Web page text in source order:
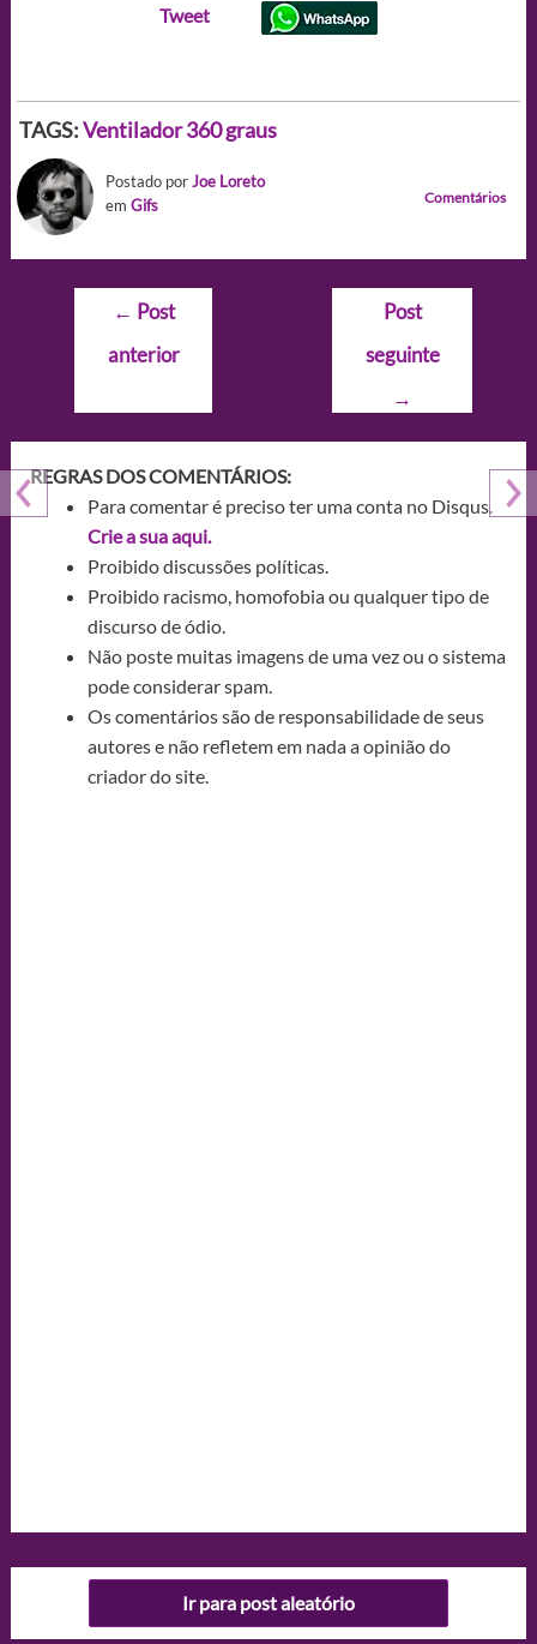
Tweet
TAGS:Ventilador 360 graus
Postado porJoe Loreto
em Gifs Comentários
Navegação
Post
← Post
anterior
Post
seguinte
→
REGRAS DOS COMENTÁRIOS:
Para comentar é preciso ter uma conta no Disqus.
Crie a sua aqui.
Proibido discussões políticas.
Proibido racismo, homofobia ou qualquer tipo de
discurso de ódio.
Não poste muitas imagens de uma vez ou o sistema
pode considerar spam.
Os comentários são de responsabilidade de seus
autores e não refletem em nada a opinião do
criador do site.
Ir para post aleatório